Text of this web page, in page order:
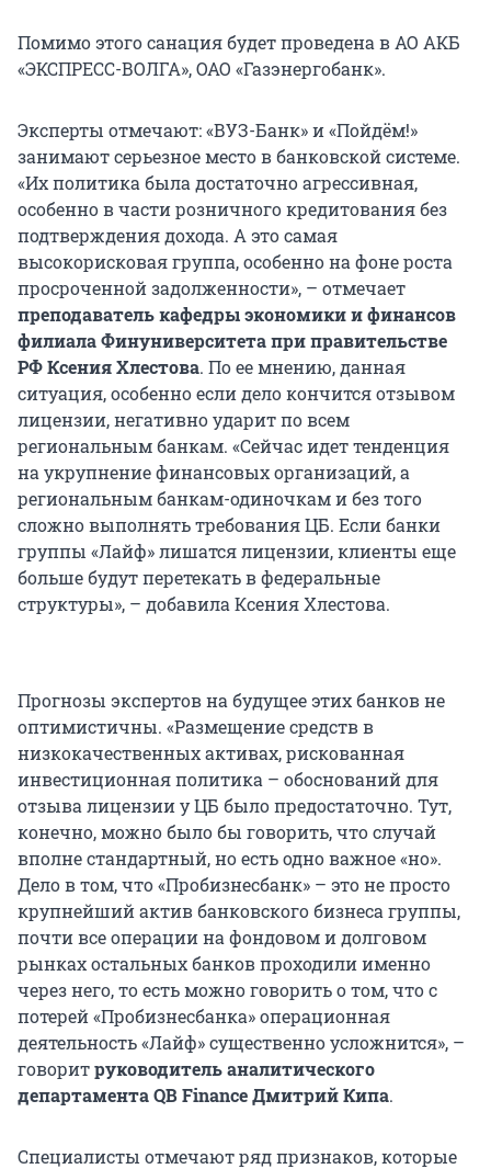
Помимо этого санация будет проведена в АО АКБ
«ЭКСПРЕСС-ВОЛГА», ОАО «Газэнергобанк».
Эксперты отмечают: «ВУЗ-Банк» и «Пойдём!»
занимают серьезное место в банковской системе.
«Их политика была достаточно агрессивная,
особенно в части розничного кредитования без
подтверждения дохода. А это самая
высокорисковая группа, особенно на фоне роста
просроченной задолженности», – отмечает
преподаватель кафедры экономики и финансов
филиала Финуниверситета при правительстве
РФ Ксения Хлестова. По ее мнению, данная
ситуация, особенно если дело кончится отзывом
лицензии, негативно ударит по всем
региональным банкам. «Сейчас идет тенденция
на укрупнение финансовых организаций, а
региональным банкам-одиночкам и без того
сложно выполнять требования ЦБ. Если банки
группы «Лайф» лишатся лицензии, клиенты еще
больше будут перетекать в федеральные
структуры», – добавила Ксения Хлестова.
Прогнозы экспертов на будущее этих банков не
оптимистичны. «Размещение средств в
низкокачественных активах, рискованная
инвестиционная политика – обоснований для
отзыва лицензии у ЦБ было предостаточно. Тут,
конечно, можно было бы говорить, что случай
вполне стандартный, но есть одно важное «но».
Дело в том, что «Пробизнесбанк» – это не просто
крупнейший актив банковского бизнеса группы,
почти все операции на фондовом и долговом
рынках остальных банков проходили именно
через него, то есть можно говорить о том, что с
потерей «Пробизнесбанка» операционная
деятельность «Лайф» существенно усложнится», –
говоритруководитель аналитического
департамента QB Finance Дмитрий Кипа.
Специалисты отмечают ряд признаков, которые